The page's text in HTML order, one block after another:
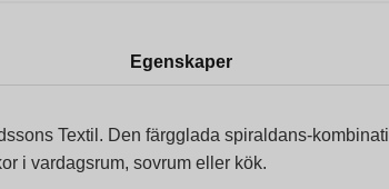
Egenskaper
Textil. Den färgglada spiraldans-
i vardagsrum, sovrum eller kök.